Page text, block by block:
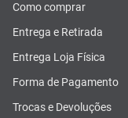
Como comprar
Entrega e Retirada
Entrega Loja Física
Forma de Pagamento
Trocas e Devoluções